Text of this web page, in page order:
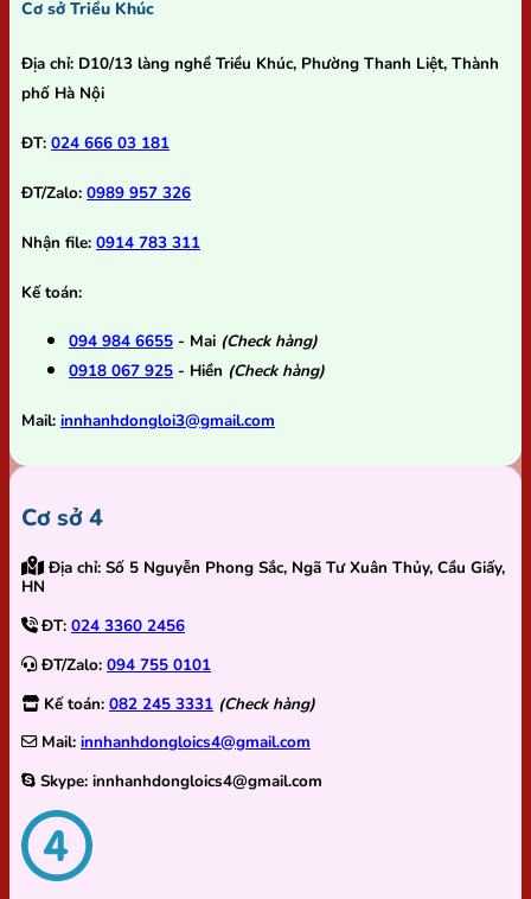
Cơ sở Triều Khúc
Địa chỉ: D10/13 làng nghề Triều Khúc, Phường Thanh Liệt, Thành
phố Hà Nội
ĐT: 024 666 03 181
ĐT/Zalo: 0989 957 326
Nhận file: 0914 783 311
Kế toán:
094 984 6655 - Mai (Check hàng)
0918 067 925 - Hiền (Check hàng)
Mail: innhanhdongloi3@gmail.com
Cơ sở 4
Địa chỉ: Số 5 Nguyễn Phong Sắc, Ngã Tư Xuân Thủy, Cầu Giấy,
HN
ĐT: 024 3360 2456
ĐT/Zalo: 094 755 0101
Kế toán: 082 245 3331 (Check hàng)
Mail: innhanhdongloics4@gmail.com
Skype: innhanhdongloics4@gmail.com